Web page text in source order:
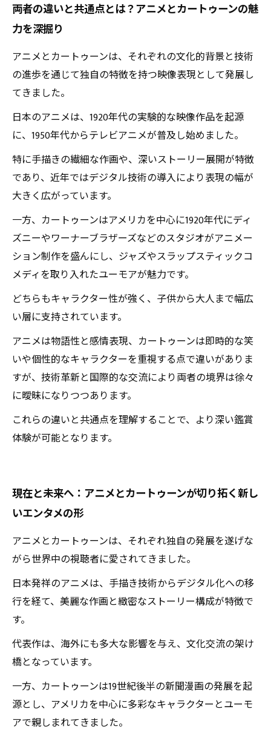
両者の違いと共通点とは？アニメとカートゥーンの魅
力を深掘り
アニメとカートゥーンは、それぞれの文化的背景と技術
の進歩を通じて独自の特徴を持つ映像表現として発展し
てきました。
日本のアニメは、1920年代の実験的な映像作品を起源
に、1950年代からテレビアニメが普及し始めました。
特に手描きの繊細な作画や、深いストーリー展開が特徴
であり、近年ではデジタル技術の導入により表現の幅が
大きく広がっています。
一方、カートゥーンはアメリカを中心に1920年代にディ
ズニーやワーナーブラザーズなどのスタジオがアニメー
ション制作を盛んにし、ジャズやスラップスティックコ
メディを取り入れたユーモアが魅力です。
どちらもキャラクター性が強く、子供から大人まで幅広
い層に支持されています。
アニメは物語性と感情表現、カートゥーンは即時的な笑
いや個性的なキャラクターを重視する点で違いがありま
すが、技術革新と国際的な交流により両者の境界は徐々
に曖昧になりつつあります。
これらの違いと共通点を理解することで、より深い鑑賞
体験が可能となります。
現在と未来へ：アニメとカートゥーンが切り拓く新し
いエンタメの形
アニメとカートゥーンは、それぞれ独自の発展を遂げな
がら世界中の視聴者に愛されてきました。
日本発祥のアニメは、手描き技術からデジタル化への移
行を経て、美麗な作画と緻密なストーリー構成が特徴で
す。
代表作は、海外にも多大な影響を与え、文化交流の架け
橋となっています。
一方、カートゥーンは19世紀後半の新聞漫画の発展を起
源とし、アメリカを中心に多彩なキャラクターとユーモ
アで親しまれてきました。